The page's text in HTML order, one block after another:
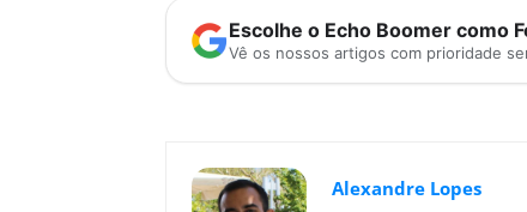
Escolhe o Echo Boomer como
Vê os nossos artigos com prioridade
Alexandre Lopes